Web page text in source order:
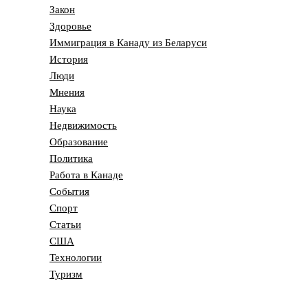
Закон
Здоровье
Иммиграция в Канаду из Беларуси
История
Люди
Мнения
Наука
Недвижимость
Образование
Политика
Работа в Канаде
События
Спорт
Статьи
США
Технологии
Туризм